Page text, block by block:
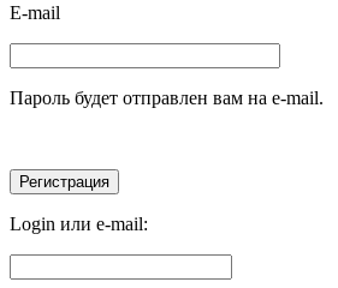
E-mail
Пароль будет отправлен вам на e-mail.
Login или e-mail: